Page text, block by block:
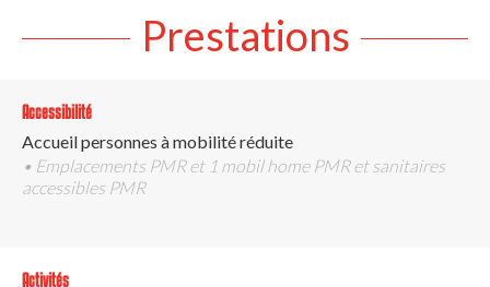
Prestations
Accessibilité
Accueil personnes à mobilité réduite
• Emplacements PMR et 1 mobil home PMR et sanitaires
accessibles PMR
Activités